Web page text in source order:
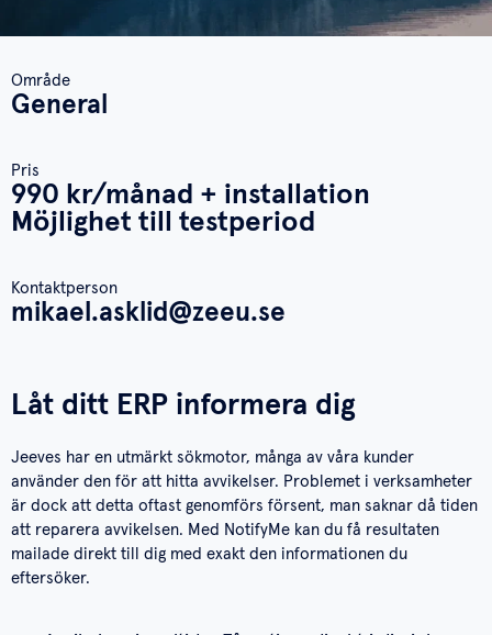
Område
General
Pris
990 kr/månad + installation
Möjlighet till testperiod
Kontaktperson
mikael.asklid@zeeu.se
Låt ditt ERP informera dig
Jeeves har en utmärkt sökmotor, många av våra kunder
använder den för att hitta avvikelser. Problemet i verksamheter
är dock att detta oftast genomförs försent, man saknar då tiden
att reparera avvikelsen. Med NotifyMe kan du få resultaten
mailade direkt till dig med exakt den informationen du
eftersöker.